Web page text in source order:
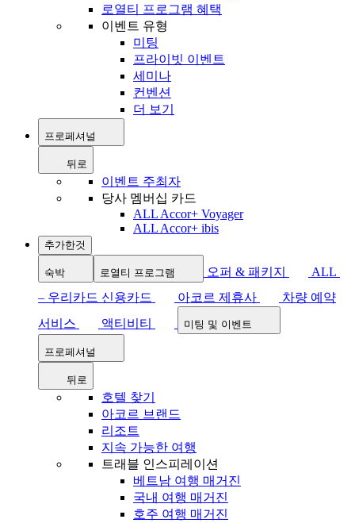
로열티 프로그램 혜택
이벤트 유형
미팅
프라이빗 이벤트
세미나
컨벤션
더 보기
프로페셔널
뒤로
이벤트 주최자
당사 멤버십 카드
ALL Accor+ Voyager
ALL Accor+ ibis
추가한것
숙박 로열티 프로그램 오퍼 & 패키지
ALL
– 우리카드 신용카드
아코르 제휴사
차량 예약
서비스
액티비티 미팅 및 이벤트
프로페셔널
뒤로
호텔 찾기
아코르 브랜드
리조트
지속 가능한 여행
트래블 인스피레이션
베트남 여행 매거진
국내 여행 매거진
호주 여행 매거진